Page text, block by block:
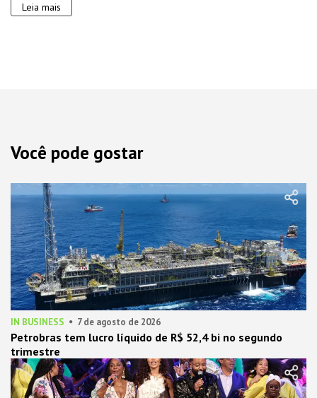
Leia mais
Você pode gostar
IN BUSINESS 7 de agosto de 2026
Petrobras tem lucro líquido de R$ 52,4 bi no segundo
trimestre